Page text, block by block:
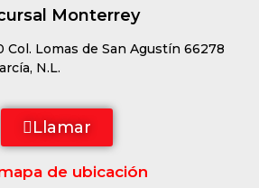
Monterrey
Col. Lomas de San Agustín 66278
N.L.
Llamar
de ubicación